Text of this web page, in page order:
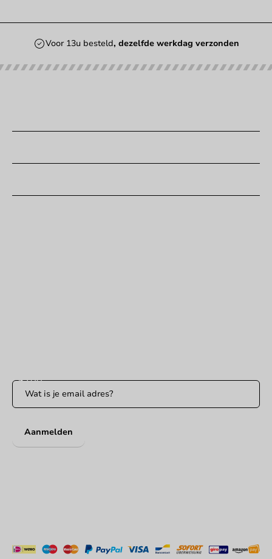
Voor 13u besteld, dezelfde werkdag verzonden
Aanmelden